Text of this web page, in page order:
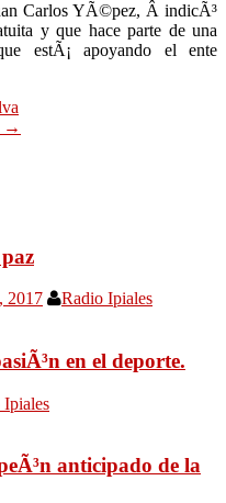
Carlos YÃ©pez, Â indicÃ³
y que hace parte de una
estÃ¡ apoyando el ente
→
2017 Radio Ipiales
en el deporte.
Ipiales
anticipado de la